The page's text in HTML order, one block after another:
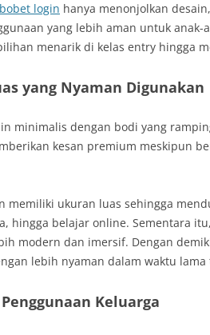
login hanya menonjolkan
yang lebih aman untuk anak-
menarik di kelas entry hingga
yang Nyaman Digunakan
minimalis dengan bodi yang
kesan premium meskipun
memiliki ukuran luas sehingga
hingga belajar online. Sementara
modern dan imersif. Dengan
lebih nyaman dalam waktu lama
Keluarga